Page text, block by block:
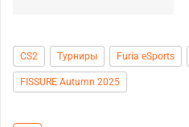
CS2 Турниры Furia eSports
FISSURE Autumn 2025